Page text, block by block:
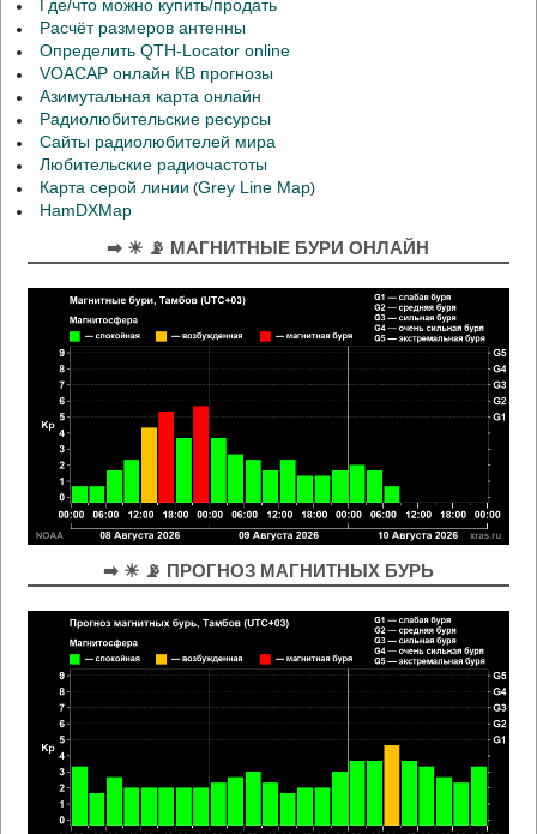
Где/что можно купить/продать
Расчёт размеров антенны
Определить QTH-Locator online
VOACAP онлайн КВ прогнозы
Азимутальная карта онлайн
Радиолюбительские ресурсы
Сайты радиолюбителей мира
Любительские радиочастоты
Карта серой линии (Grey Line Map)
HamDXMap
➡ ☀ 📡 МАГНИТНЫЕ БУРИ ОНЛАЙН
➡ ☀ 📡 ПРОГНОЗ МАГНИТНЫХ БУРЬ